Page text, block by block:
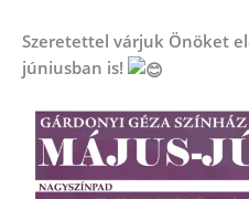
Szeretettel várjuk Önöket
júniusban is!